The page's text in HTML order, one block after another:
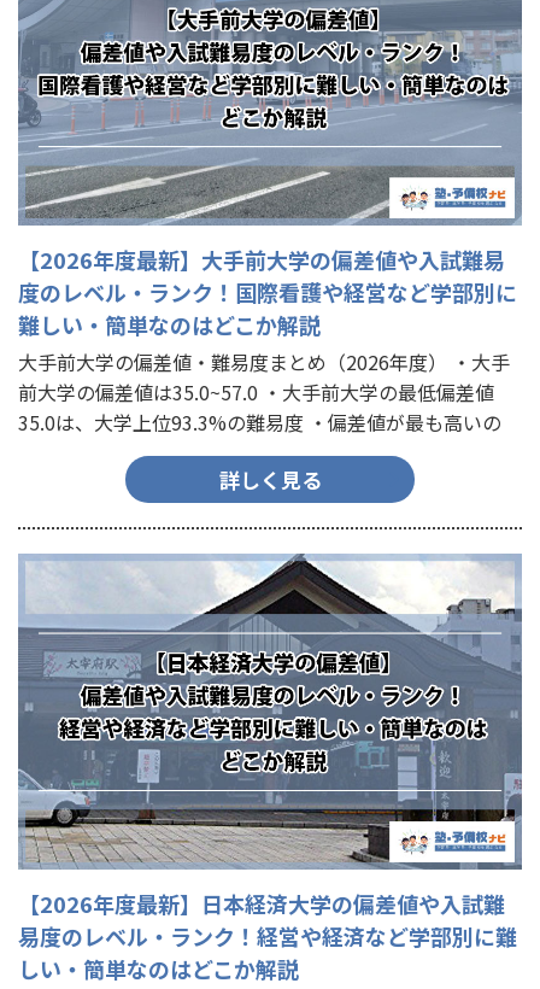
【2026年度最新】大手前大学の偏差値や入試難易
度のレベル・ランク！国際看護や経営など学部別に
難しい・簡単なのはどこか解説
大手前大学の偏差値・難易度まとめ（2026年度） ・大手
前大学の偏差値は35.0~57.0 ・大手前大学の最低偏差値
35.0は、大学上位93.3%の難易度 ・偏差値が最も高いの
は、国際看護学部の37.5~55.0 ・偏差…
詳しく見る
【2026年度最新】日本経済大学の偏差値や入試難
易度のレベル・ランク！経営や経済など学部別に難
しい・簡単なのはどこか解説